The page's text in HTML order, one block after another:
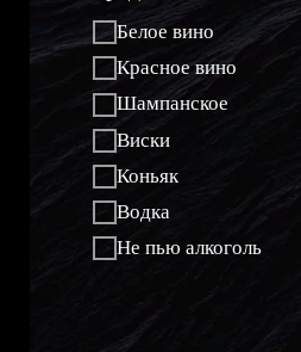
Белое вино
Красное вино
Шампанское
Виски
Коньяк
Водка
Не пью алкоголь